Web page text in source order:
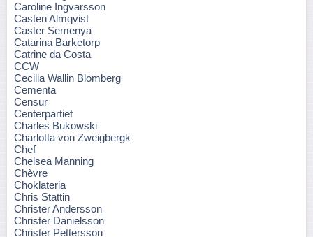
Caroline Ingvarsson
Casten Almqvist
Caster Semenya
Catarina Barketorp
Catrine da Costa
CCW
Cecilia Wallin Blomberg
Cementa
Censur
Centerpartiet
Charles Bukowski
Charlotta von Zweigbergk
Chef
Chelsea Manning
Chèvre
Choklateria
Chris Stattin
Christer Andersson
Christer Danielsson
Christer Pettersson